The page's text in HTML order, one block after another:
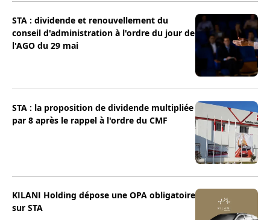
STA : dividende et renouvellement du
conseil d'administration à l'ordre du jour de
l'AGO du 29 mai
STA : la proposition de dividende multipliée
par 8 après le rappel à l'ordre du CMF
KILANI Holding dépose une OPA obligatoire
sur STA